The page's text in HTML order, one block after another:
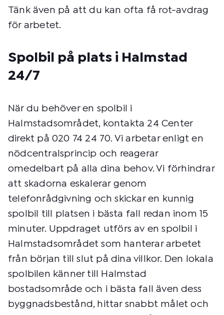
Tänk även på att du kan ofta få rot-avdrag
för arbetet.
Spolbil på plats i Halmstad
24/7
När du behöver en spolbil i
Halmstadsområdet, kontakta 24 Center
direkt på 020 74 24 70. Vi arbetar enligt en
nödcentralsprincip och reagerar
omedelbart på alla dina behov. Vi förhindrar
att skadorna eskalerar genom
telefonrådgivning och skickar en kunnig
spolbil till platsen i bästa fall redan inom 15
minuter. Uppdraget utförs av en spolbil i
Halmstadsområdet som hanterar arbetet
från början till slut på dina villkor. Den lokala
spolbilen känner till Halmstad
bostadsområde och i bästa fall även dess
byggnadsbestånd, hittar snabbt målet och